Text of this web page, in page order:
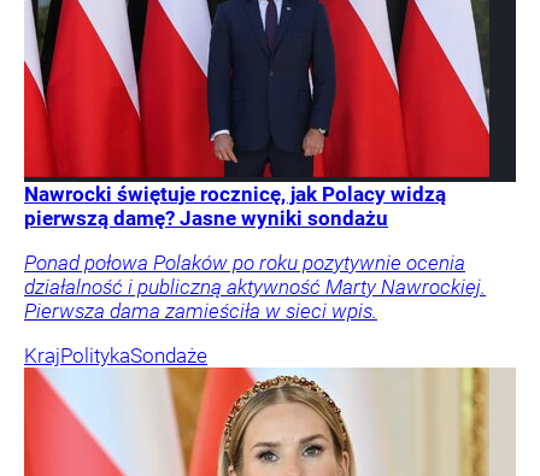
Nawrocki świętuje rocznicę, jak Polacy widzą
pierwszą damę? Jasne wyniki sondażu
Ponad połowa Polaków po roku pozytywnie ocenia
działalność i publiczną aktywność Marty Nawrockiej.
Pierwsza dama zamieściła w sieci wpis.
KrajPolitykaSondaże